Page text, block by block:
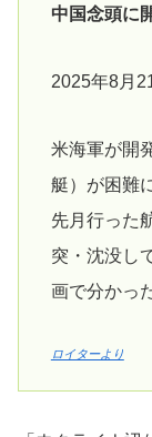
中国念頭に
2025年8月
米海軍が開
艇）が困難
先月行った
突・沈没し
画で分かっ
ロイターより